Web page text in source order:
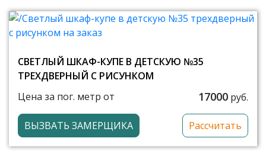
СВЕТЛЫЙ ШКАФ-КУПЕ В ДЕТСКУЮ №35
ТРЕХДВЕРНЫЙ С РИСУНКОМ
Цена за пог. метр от
17000 руб.
ВЫЗВАТЬ ЗАМЕРЩИКА Рассчитать